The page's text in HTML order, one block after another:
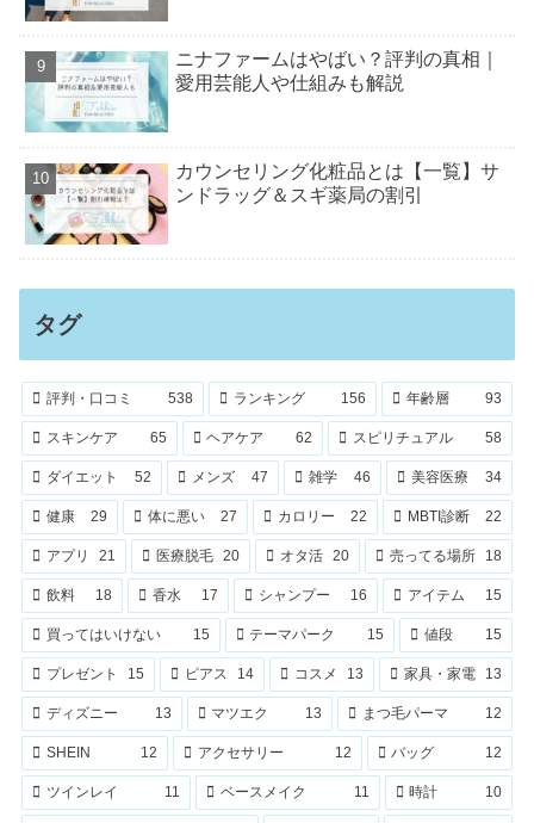
ニナファームはやばい？評判の真相｜
愛用芸能人や仕組みも解説
カウンセリング化粧品とは【一覧】サ
ンドラッグ＆スギ薬局の割引
タグ
評判・口コミ 538 ランキング 156 年齢層 93
スキンケア 65 ヘアケア 62 スピリチュアル 58
ダイエット 52 メンズ 47 雑学 46 美容医療 34
健康 29 体に悪い 27 カロリー 22 MBTI診断 22
アプリ 21 医療脱毛 20 オタ活 20 売ってる場所 18
飲料 18 香水 17 シャンプー 16 アイテム 15
買ってはいけない 15 テーマパーク 15 値段 15
プレゼント 15 ピアス 14 コスメ 13 家具・家電 13
ディズニー 13 マツエク 13 まつ毛パーマ 12
SHEIN 12 アクセサリー 12 バッグ 12
ツインレイ 11 ベースメイク 11 時計 10